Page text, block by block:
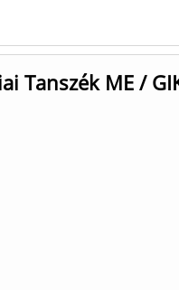
Tanszék ME /